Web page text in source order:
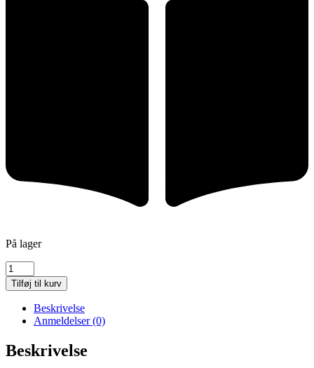
På lager
Kacey
Shea:
Wild
Hearts
antal
Tilføj til kurv
Beskrivelse
Anmeldelser (0)
Beskrivelse